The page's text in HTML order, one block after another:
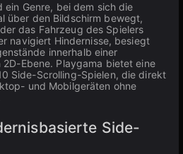
ein Genre, bei dem sich die
über den Bildschirm bewegt,
das Fahrzeug des Spielers
navigiert Hindernisse, besiegt
innerhalb einer
Ebene. Playgama bietet eine
Side-Scrolling-Spielen, die direkt
und Mobilgeräten ohne
Side-